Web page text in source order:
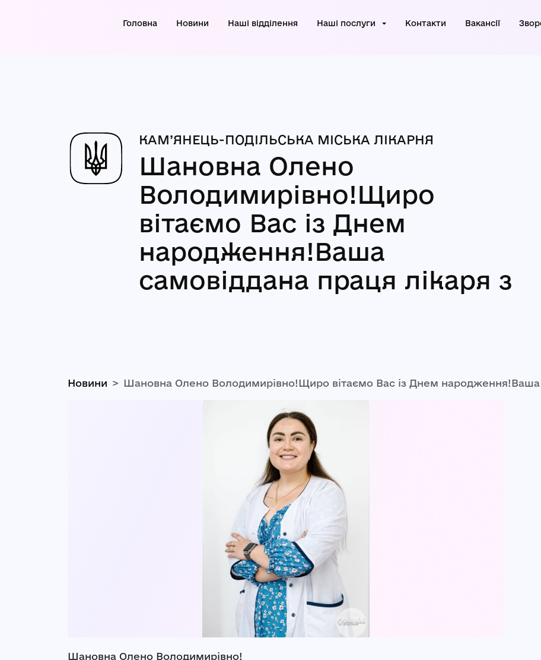
Головна Новини Наші відділення Наші послуги Контакти Вакансії
КАМ’ЯНЕЦЬ-ПОДІЛЬСЬКА МІСЬКА ЛІКАРНЯ
Шановна Олено
Володимирівно!Щиро
вітаємо Вас із Днем
народження!Ваша
самовіддана праця лікаря з
Новини Шановна Олено Володимирівно!Щиро вітаємо Вас із Днем народження!Ваша
Шановна Олено Володимирівно!